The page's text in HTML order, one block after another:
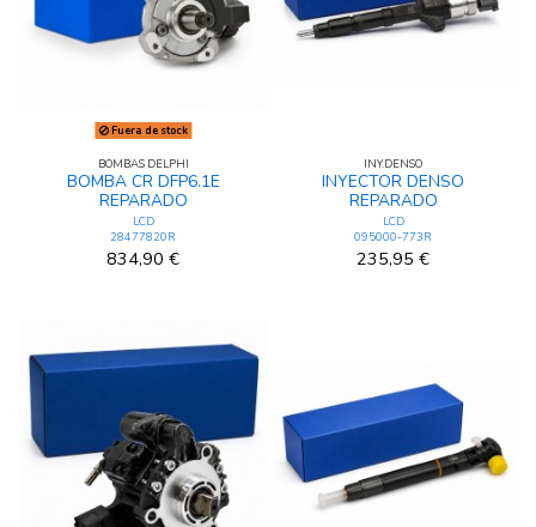
Fuera de stock
BOMBAS DELPHI
BOMBA CR DFP6.1E
REPARADO
LCD
28477820R
834,90 €
INY.DENSO
INYECTOR DENSO
REPARADO
LCD
095000-773R
235,95 €